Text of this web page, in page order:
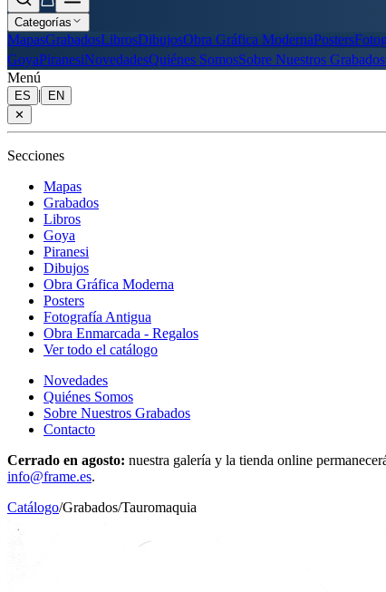
Categorías
MapasGrabadosLibrosDibujosObra Gráfica ModernaPosters
GoyaPiranesiNovedadesQuiénes SomosSobre Nuestros Grabados
Menú
ES |
EN
✕
Secciones
Mapas
Grabados
Libros
Goya
Piranesi
Dibujos
Obra Gráfica Moderna
Posters
Fotografía Antigua
Obra Enmarcada - Regalos
Ver todo el catálogo
Novedades
Quiénes Somos
Sobre Nuestros Grabados
Contacto
Cerrado en agosto: nuestra galería y la tienda online
info@frame.es.
Catálogo/Grabados/Tauromaquia